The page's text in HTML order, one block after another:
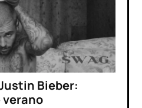
Bieber:
verano